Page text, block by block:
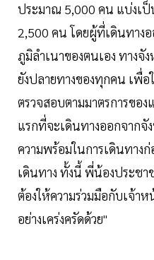
ประมาณ 5,000 คน แบ่งเป็
2,500 คน โดยผู้ที่เดินทาง
ภูมิลำเนาของตนเอง ทางจั
ยังปลายทางของทุกคน เพื่อ
ตรวจสอบตามมาตรการขอ
แรกที่จะเดินทางออกจาก
ความพร้อมในการเดินทา
เดินทาง ทั้งนี้ พี่น้องประช
ต้องให้ความร่วมมือกับเจ้า
อย่างเคร่งครัดด้วย"